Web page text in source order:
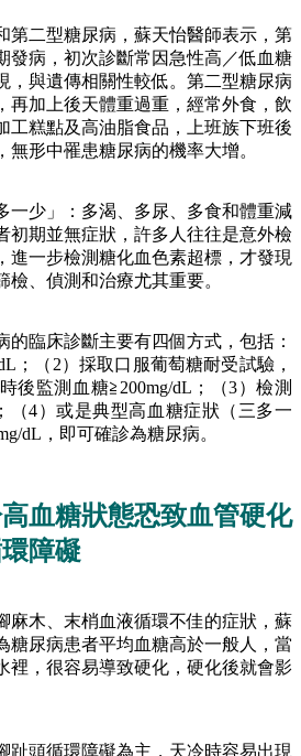
第二型糖尿病，蘇天怡醫師表示，第
發病，初次診斷常因急性高／低血糖
，與遺傳相關性較低。第二型糖尿病
再加上後天體重過重，經常外食，飲
工糕點及高油脂食品，上班族下班後
形中罹患糖尿病的機率大增。
一少」：多渴、多尿、多食和體重減
初期並無症狀，許多人往往是意外檢
進一步檢測糖化血色素超標，才發現
、偵測和治療尤其重要。
的臨床診斷主要有四個方式，包括：
；（2）採取口服葡萄糖耐受試驗，
後監測血糖≧200mg/dL；（3）檢測
（4）或是典型高血糖症狀（三多一
dL，即可確診為糖尿病。
血糖狀態恐致血管硬化
障礙
麻木、末梢血液循環不佳的症狀，蘇
糖尿病患者平均血糖高於一般人，當
裡，很容易導致硬化，硬化後就會影
趾頭循環障礙為主，天冷時容易出現